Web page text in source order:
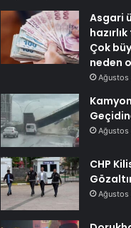
Asgari
Çok
neden
Ağustos
Ağustos
CHP
Ağustos